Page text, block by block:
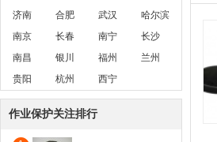
济南
合肥 武汉
哈尔滨
南京
长春 南宁
长沙
南昌
银川 福州
兰州
贵阳
杭州 西宁
作业保护关注排行